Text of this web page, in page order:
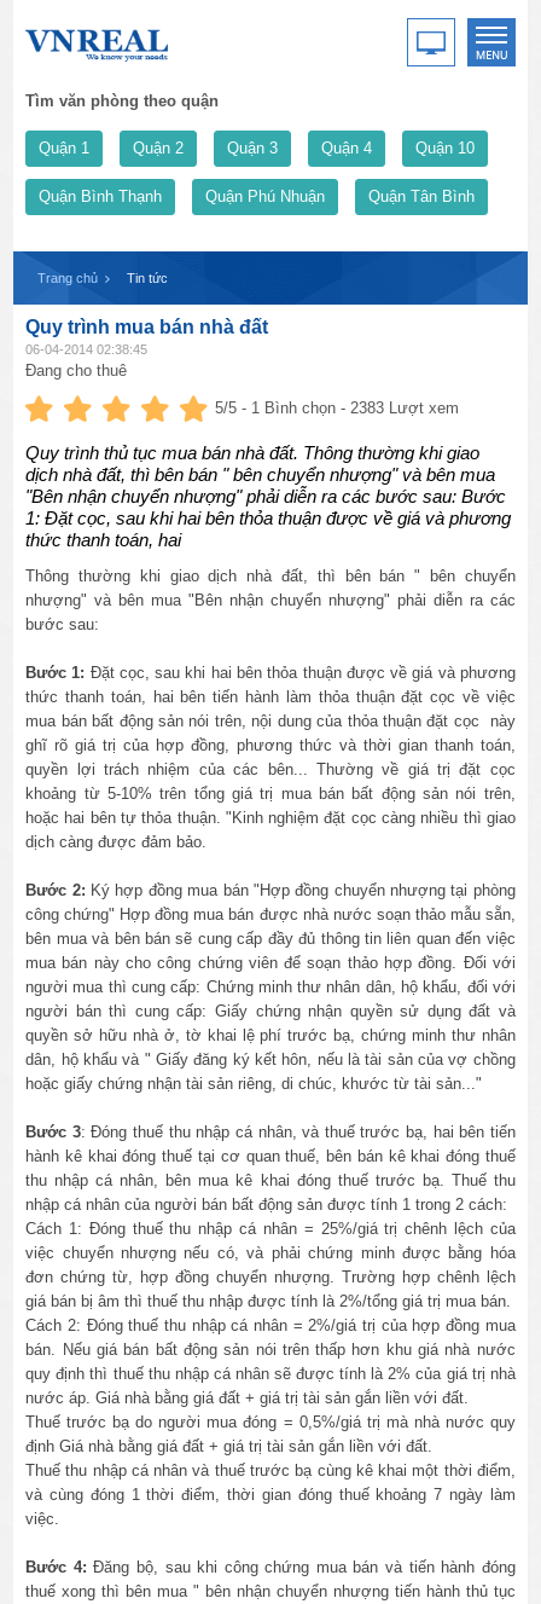
Tìm văn phòng theo quận
Quận 1 Quận 2 Quận 3 Quận 4 Quận 10
Quận Bình Thạnh Quận Phú Nhuận Quận Tân Bình
Trang chủ Tin tức
Quy trình mua bán nhà đất
06-04-2014 02:38:45
Đang cho thuê
5/5 - 1 Bình chọn - 2383 Lượt xem
Quy trình thủ tục mua bán nhà đất. Thông thường khi giao
dịch nhà đất, thì bên bán " bên chuyển nhượng" và bên mua
"Bên nhận chuyển nhượng" phải diễn ra các bước sau: Bước
1: Đặt cọc, sau khi hai bên thỏa thuận được về giá và phương
thức thanh toán, hai
Thông thường khi giao dịch nhà đất, thì bên bán " bên chuyển
nhượng" và bên mua "Bên nhận chuyển nhượng" phải diễn ra các
bước sau:
Bước 1: Đặt cọc, sau khi hai bên thỏa thuận được về giá và phương
thức thanh toán, hai bên tiến hành làm thỏa thuận đặt cọc về việc
mua bán bất động sản nói trên, nội dung của thỏa thuận đặt cọc này
ghĩ rõ giá trị của hợp đồng, phương thức và thời gian thanh toán,
quyền lợi trách nhiệm của các bên... Thường về giá trị đặt cọc
khoảng từ 5-10% trên tổng giá trị mua bán bất động sản nói trên,
hoặc hai bên tự thỏa thuận. "Kinh nghiệm đặt cọc càng nhiều thì giao
dịch càng được đảm bảo.
Bước 2: Ký hợp đồng mua bán "Hợp đồng chuyển nhượng tại phòng
công chứng" Hợp đồng mua bán được nhà nước soạn thảo mẫu sẵn,
bên mua và bên bán sẽ cung cấp đầy đủ thông tin liên quan đến việc
mua bán này cho công chứng viên để soạn thảo hợp đồng. Đối với
người mua thì cung cấp: Chứng minh thư nhân dân, hộ khẩu, đối với
người bán thì cung cấp: Giấy chứng nhận quyền sử dụng đất và
quyền sở hữu nhà ở, tờ khai lệ phí trước bạ, chứng minh thư nhân
dân, hộ khẩu và " Giấy đăng ký kết hôn, nếu là tài sản của vợ chồng
hoặc giấy chứng nhận tài sản riêng, di chúc, khước từ tài sản..."
Bước 3: Đóng thuế thu nhập cá nhân, và thuế trước bạ, hai bên tiến
hành kê khai đóng thuế tại cơ quan thuế, bên bán kê khai đóng thuế
thu nhập cá nhân, bên mua kê khai đóng thuế trước bạ. Thuế thu
nhập cá nhân của người bán bất động sản được tính 1 trong 2 cách:
Cách 1: Đóng thuế thu nhập cá nhân = 25%/giá trị chênh lệch của
việc chuyển nhượng nếu có, và phải chứng minh được bằng hóa
đơn chứng từ, hợp đồng chuyển nhượng. Trường hợp chênh lệch
giá bán bị âm thì thuế thu nhập được tính là 2%/tổng giá trị mua bán.
Cách 2: Đóng thuế thu nhập cá nhân = 2%/giá trị của hợp đồng mua
bán. Nếu giá bán bất động sản nói trên thấp hơn khu giá nhà nước
quy định thì thuế thu nhập cá nhân sẽ được tính là 2% của giá trị nhà
nước áp. Giá nhà bằng giá đất + giá trị tài sản gắn liền với đất.
Thuế trước bạ do người mua đóng = 0,5%/giá trị mà nhà nước quy
định Giá nhà bằng giá đất + giá trị tài sản gắn liền với đất.
Thuế thu nhập cá nhân và thuế trước bạ cùng kê khai một thời điểm,
và cùng đóng 1 thời điểm, thời gian đóng thuế khoảng 7 ngày làm
việc.
Bước 4: Đăng bộ, sau khi công chứng mua bán và tiến hành đóng
thuế xong thì bên mua " bên nhận chuyển nhượng tiến hành thủ tục